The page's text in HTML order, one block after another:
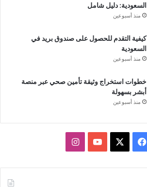
السعودية: دليل شامل
منذ أسبوعين
كيفية التقدم للحصول على صندوق بريد في
السعودية
منذ أسبوعين
خطوات استخراج وثيقة تأمين صحي عبر منصة
أبشر بسهولة
منذ أسبوعين
فيسبوك يوتيوبانستقرام